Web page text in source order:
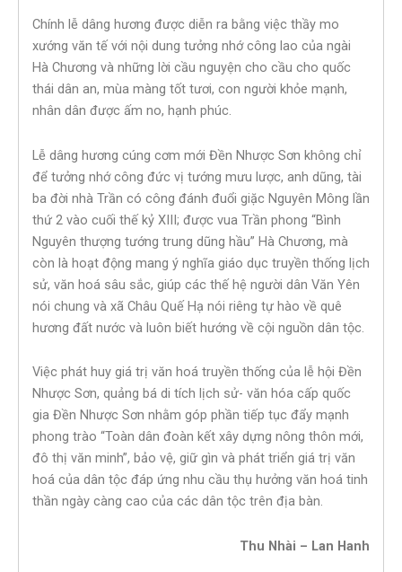
Chính lễ dâng hương được diễn ra bằng việc thầy mo
xướng văn tế với nội dung tưởng nhớ công lao của ngài
Hà Chương và những lời cầu nguyện cho cầu cho quốc
thái dân an, mùa màng tốt tươi, con người khỏe mạnh,
nhân dân được ấm no, hạnh phúc.
Lễ dâng hương cúng cơm mới Đền Nhược Sơn không chỉ
để tưởng nhớ công đức vị tướng mưu lược, anh dũng, tài
ba đời nhà Trần có công đánh đuổi giặc Nguyên Mông lần
thứ 2 vào cuối thế kỷ XIII; được vua Trần phong “Bình
Nguyên thượng tướng trung dũng hầu” Hà Chương, mà
còn là hoạt động mang ý nghĩa giáo dục truyền thống lịch
sử, văn hoá sâu sắc, giúp các thế hệ người dân Văn Yên
nói chung và xã Châu Quế Hạ nói riêng tự hào về quê
hương đất nước và luôn biết hướng về cội nguồn dân tộc.
Việc phát huy giá trị văn hoá truyền thống của lễ hội Đền
Nhược Sơn, quảng bá di tích lịch sử- văn hóa cấp quốc
gia Đền Nhược Sơn nhằm góp phần tiếp tục đẩy mạnh
phong trào “Toàn dân đoàn kết xây dựng nông thôn mới,
đô thị văn minh”, bảo vệ, giữ gìn và phát triển giá trị văn
hoá của dân tộc đáp ứng nhu cầu thụ hưởng văn hoá tinh
thần ngày càng cao của các dân tộc trên địa bàn.
Thu Nhài – Lan Hanh